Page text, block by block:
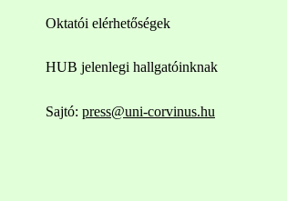
Oktatói elérhetőségek
HUB jelenlegi hallgatóinknak
Sajtó: press@uni-corvinus.hu